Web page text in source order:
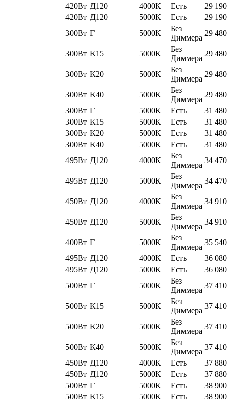
420Вт Д120 4000К Есть
29 190
420Вт Д120 5000К Есть
29 190
300Вт Г 5000К
Без
Диммера
29 480
300Вт К15 5000К
Без
Диммера
29 480
300Вт К20 5000К
Без
Диммера
29 480
300Вт К40 5000К
Без
Диммера
29 480
300Вт Г 5000К Есть
31 480
300Вт К15 5000К Есть
31 480
300Вт К20 5000К Есть
31 480
300Вт К40 5000К Есть
31 480
495Вт Д120 4000К
Без
Диммера
34 470
495Вт Д120 5000К
Без
Диммера
34 470
450Вт Д120 4000К
Без
Диммера
34 910
450Вт Д120 5000К
Без
Диммера
34 910
400Вт Г 5000К
Без
Диммера
35 540
495Вт Д120 4000К Есть
36 080
495Вт Д120 5000К Есть
36 080
500Вт Г 5000К
Без
Диммера
37 410
500Вт К15 5000К
Без
Диммера
37 410
500Вт К20 5000К
Без
Диммера
37 410
500Вт К40 5000К
Без
Диммера
37 410
450Вт Д120 4000К Есть
37 880
450Вт Д120 5000К Есть
37 880
500Вт Г 5000К Есть
38 900
500Вт К15 5000К Есть
38 900